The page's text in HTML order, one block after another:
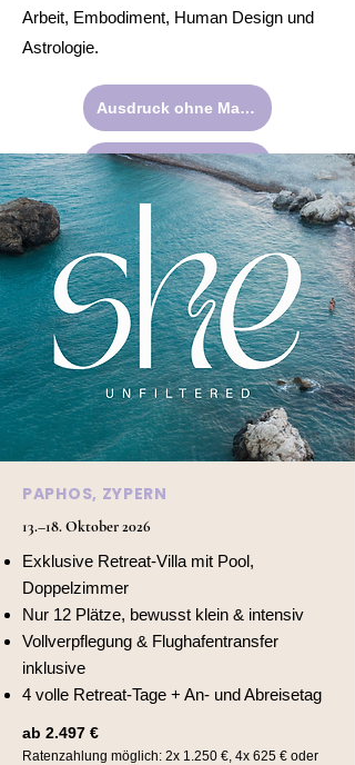
Arbeit, Embodiment, Human Design und
Astrologie.
Ausdruck ohne Maske
Verkörperte Wahrheit
Ehrliche Verbindungen
Wachstum an der Komfortzonen-Grenze
PAPHOS, ZYPERN
13.–18. Oktober 2026
Exklusive Retreat-Villa mit Pool,
Doppelzimmer
Nur 12 Plätze, bewusst klein & intensiv
Vollverpflegung & Flughafentransfer
inklusive
4 volle Retreat-Tage + An- und Abreisetag
ab 2.497 €
Ratenzahlung möglich: 2x 1.250 €, 4x 625 € oder